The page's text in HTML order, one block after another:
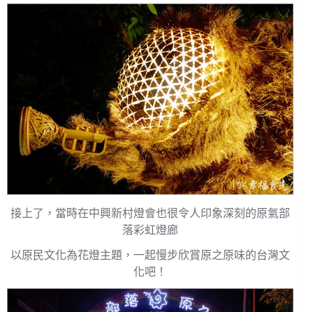
接上了，當時在中興新村燈會也很令人印象深刻的原氣部
落彩虹燈廊
以原民文化為花燈主題，一起慢步欣賞原之原味的台灣文
化吧！